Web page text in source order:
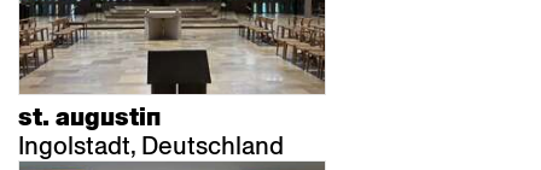
st. augustin
Ingolstadt, Deutschland